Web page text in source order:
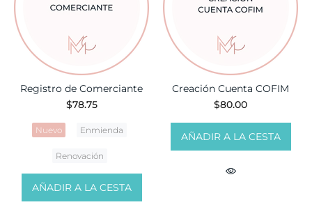
Registro de Comerciante
$78.75
Nuevo Enmienda
Renovación
AÑADIR A LA CESTA
Creación Cuenta COFIM
$80.00
AÑADIR A LA CESTA